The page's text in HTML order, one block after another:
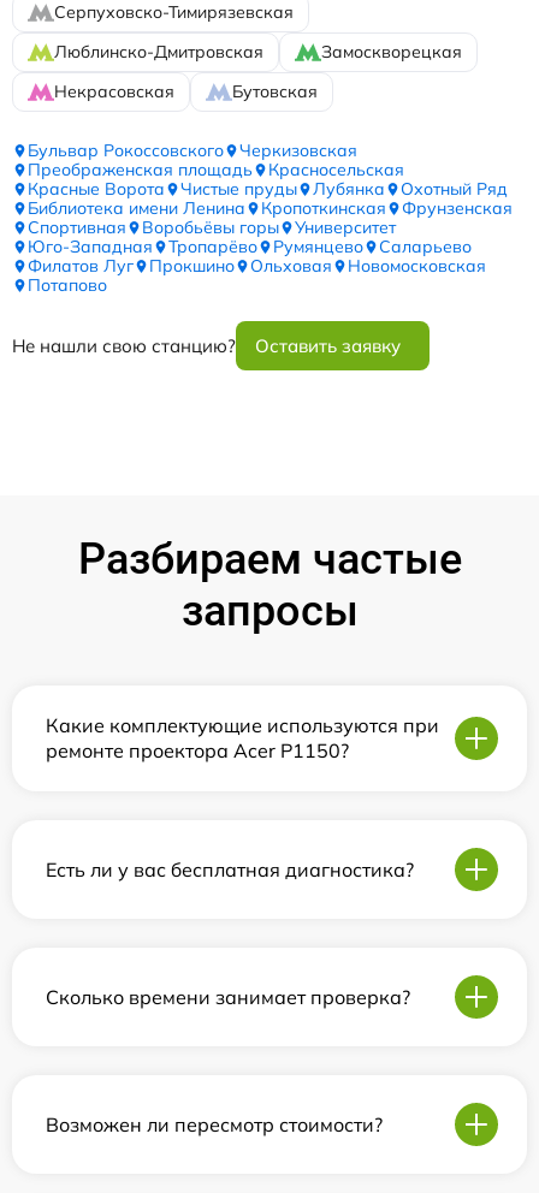
Серпуховско-Тимирязевская
Люблинско-Дмитровская
Замоскворецкая
Некрасовская
Бутовская
Бульвар Рокоссовского
Черкизовская
Преображенская площадь
Красносельская
Красные Ворота
Чистые пруды Лубянка
Охотный Ряд
Библиотека имени Ленина
Кропоткинская
Фрунзенская
Спортивная
Воробьёвы горы
Университет
Юго-Западная
Тропарёво Румянцево
Саларьево
Филатов Луг
Прокшино Ольховая
Новомосковская
Потапово
Не нашли свою станцию? Оставить заявку
Разбираем частые
запросы
Какие комплектующие используются при
ремонте проектора Acer P1150?
Есть ли у вас бесплатная диагностика?
Сколько времени занимает проверка?
Возможен ли пересмотр стоимости?